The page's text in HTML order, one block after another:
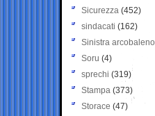
Sicurezza (452)
sindacati (162)
Sinistra arcobaleno
Soru (4)
sprechi (319)
Stampa (373)
Storace (47)